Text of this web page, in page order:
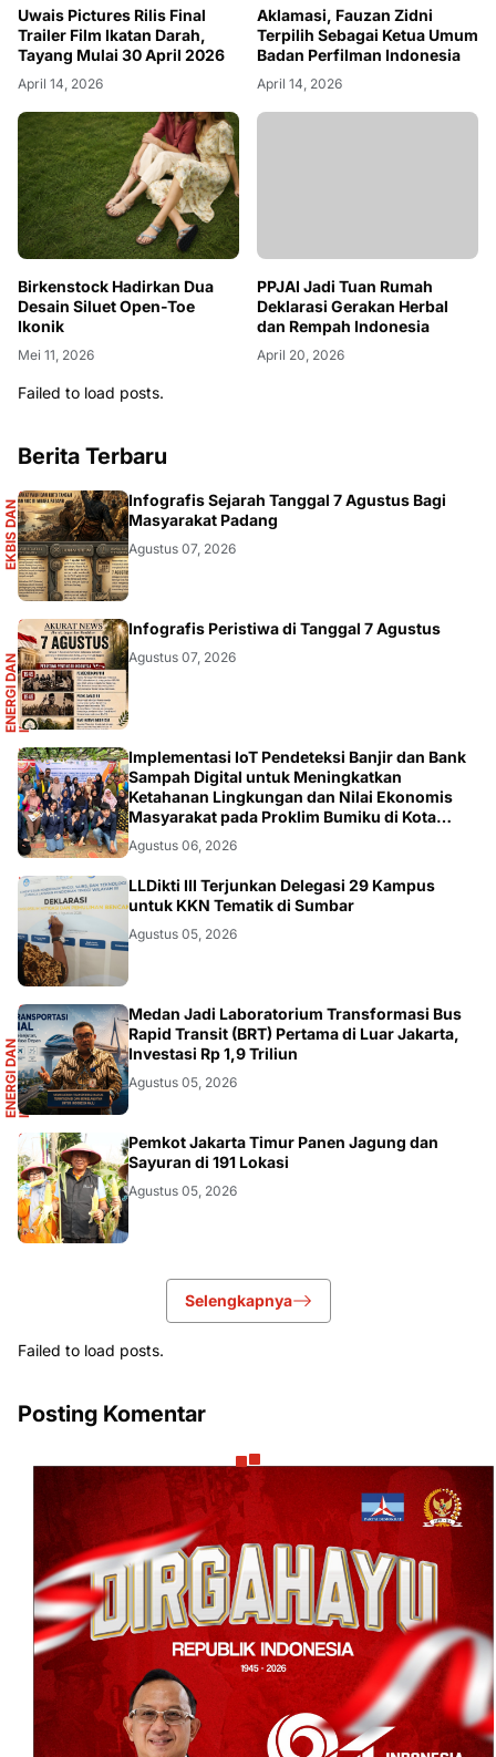
Uwais Pictures Rilis Final
Trailer Film Ikatan Darah,
Tayang Mulai 30 April 2026
April 14, 2026
Aklamasi, Fauzan Zidni
Terpilih Sebagai Ketua Umum
Badan Perfilman Indonesia
April 14, 2026
Birkenstock Hadirkan Dua
Desain Siluet Open-Toe
Ikonik
Mei 11, 2026
PPJAI Jadi Tuan Rumah
Deklarasi Gerakan Herbal
dan Rempah Indonesia
April 20, 2026
Failed to load posts.
Berita Terbaru
E
K
B
I
S
D
A
N
I
N
F
O
G
R
A
F
IS
Infografis Sejarah Tanggal 7 Agustus Bagi
Masyarakat Padang
Agustus 07, 2026
E
N
E
R
G
I
D
A
N
I
N
F
R
A
S
T
R
U
K
T
UR Infografis Peristiwa di Tanggal 7 Agustus
Agustus 07, 2026
DIKBUDRISTEK
Implementasi IoT Pendeteksi Banjir dan Bank
Sampah Digital untuk Meningkatkan
Ketahanan Lingkungan dan Nilai Ekonomis
Masyarakat pada Proklim Bumiku di Kota
Tangerang
Agustus 06, 2026
DIKBUDRISTEK
LLDikti III Terjunkan Delegasi 29 Kampus
untuk KKN Tematik di Sumbar
Agustus 05, 2026
E
N
E
R
G
I
D
A
N
I
N
F
R
A
S
T
R
U
K
T
UR
Medan Jadi Laboratorium Transformasi Bus
Rapid Transit (BRT) Pertama di Luar Jakarta,
Investasi Rp 1,9 Triliun
Agustus 05, 2026
AKURATNEWS
Pemkot Jakarta Timur Panen Jagung dan
Sayuran di 191 Lokasi
Agustus 05, 2026
Selengkapnya
Failed to load posts.
Posting Komentar